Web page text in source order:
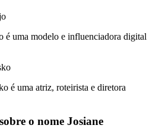
é uma modelo e influenciadora digital
é uma atriz, roteirista e diretora
o nome Josiane